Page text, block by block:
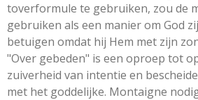
toverformule te gebruiken, zou de
gebruiken als een manier om God
betuigen omdat hij Hem met zijn
"Over gebeden" is een oproep tot
zuiverheid van intentie en
met het goddelijke. Montaigne